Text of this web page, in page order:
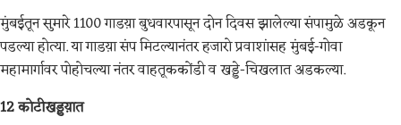
मुंबईतून सुमारे 1100 गाडय़ा बुधवारपासून दोन दिवस झालेल्या संपामुळे अडकून
पडल्या होत्या. या गाडय़ा संप मिटल्यानंतर हजारो प्रवाशांसह मुंबई-गोवा
महामार्गावर पोहोचल्या नंतर वाहतूककोंडी व खड्डे-चिखलात अडकल्या.
12 कोटीखड्डय़ात